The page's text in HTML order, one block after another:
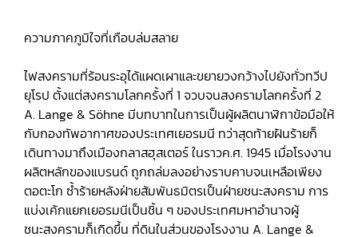
ความภาคภูมิใจที่เกือบล่มสลาย
ไฟสงครามที่ร้อนระอุได้แผดเผาและขยายวงกว้างไปยังทั่วทวีป
ยุโรป ตั้งแต่สงครามโลกครั้งที่ 1 จวบจนสงครามโลกครั้งที่ 2
A. Lange & Söhne มีบทบาทในการเป็นผู้ผลิตนาฬิกาข้อมือให้
กับกองทัพอากาศของประเทศเยอรมนี ทว่าสุดท้ายฝันร้ายก็
เดินทางมาถึงเมืองกลาสฮุสเตอร์ ในราวค.ศ. 1945 เมื่อโรงงาน
ผลิตหลักของแบรนด์ ถูกถล่มลงอย่างราบคาบจนเหลือเพียง
ตอตะโก ซ้ำร้ายหลังฝ่ายสัมพันธมิตรเป็นฝ่ายชนะสงคราม การ
แบ่งเค้กแยกเยอรมนีเป็นชิ้น ๆ ของประเทศมหาอำนาจผู้
ชนะสงครามก็เกิดขึ้น ที่ดินในส่วนของโรงงาน A. Lange &